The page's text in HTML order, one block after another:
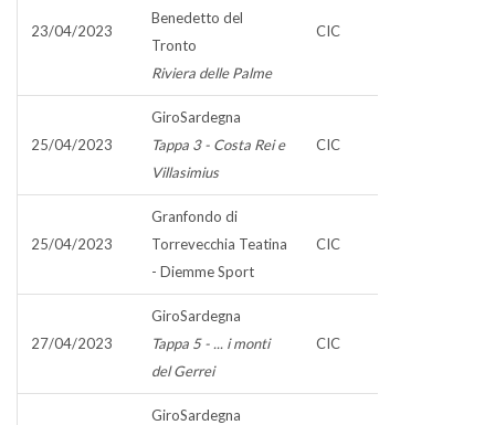
23/04/2023
Benedetto del
Tronto
Riviera delle Palme
CIC
25/04/2023
GiroSardegna
Tappa 3 - Costa Rei e
Villasimius
CIC
25/04/2023
Granfondo di
Torrevecchia Teatina
- Diemme Sport
CIC
27/04/2023
GiroSardegna
Tappa 5 - ... i monti
del Gerrei
CIC
GiroSardegna